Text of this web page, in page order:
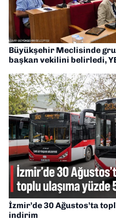
Büyükşehir Meclisinde
başkan vekilini belirledi,
İzmir’de 30 Ağustos’ta
indirim